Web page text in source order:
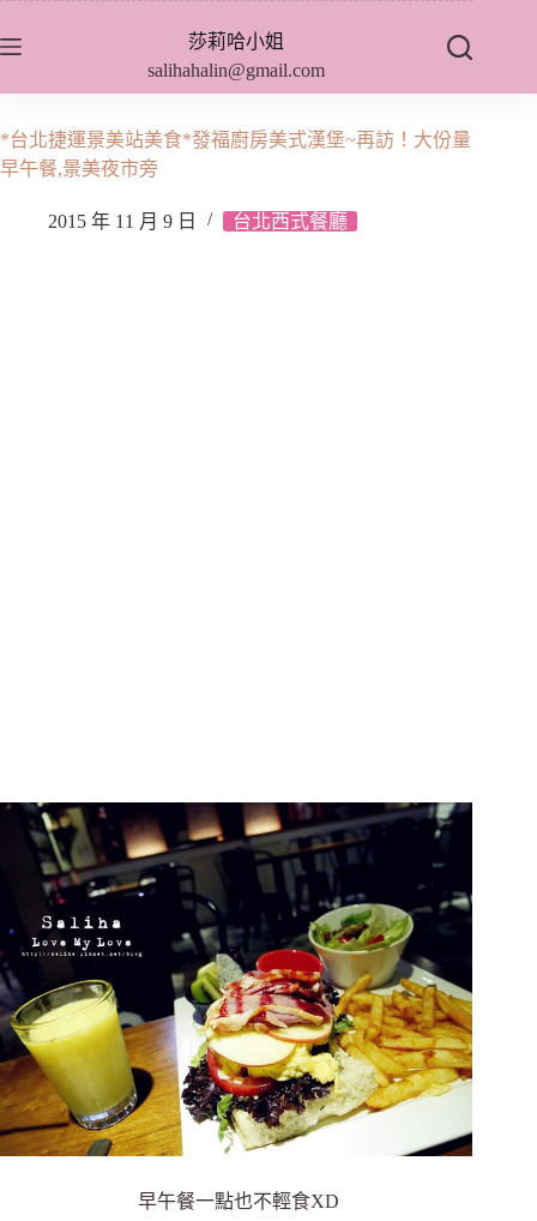
至
內
容
莎莉哈小姐
salihahalin@gmail.com
*台北捷運景美站美食*發福廚房美式漢堡~再訪！大份量
早午餐,景美夜市旁
2015 年 11 月 9 日 台北西式餐廳
早午餐一點也不輕食XD